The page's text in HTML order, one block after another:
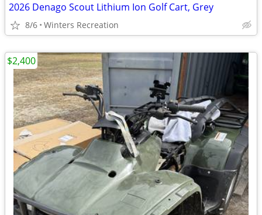
2026 Denago Scout Lithium Ion Golf Cart, Grey
8/6 Winters Recreation
$2,400